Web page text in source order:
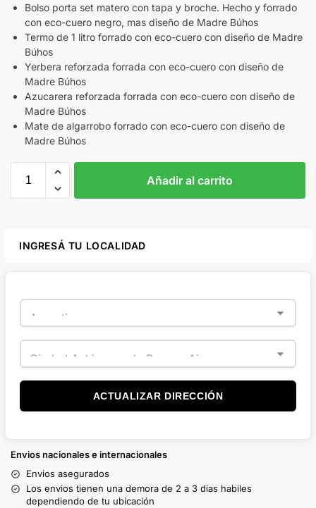
Bolso porta set matero con tapa y broche. Hecho y forrado
con eco-cuero negro, mas diseño de Madre Búhos
Termo de 1 litro forrado con eco-cuero con diseño de Madre
Búhos
Yerbera reforzada forrada con eco-cuero con diseño de
Madre Búhos
Azucarera reforzada forrada con eco-cuero con diseño de
Madre Búhos
Mate de algarrobo forrado con eco-cuero con diseño de
Madre Búhos
Añadir al carrito
INGRESÁ TU LOCALIDAD
ACTUALIZAR DIRECCIÓN
Envios nacionales e internacionales
Envios asegurados
Los envios tienen una demora de 2 a 3 dias habiles
dependiendo de tu ubicación